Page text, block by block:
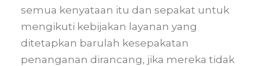
semua kenyataan itu dan sepakat untuk
mengikuti kebijakan layanan yang
ditetapkan barulah kesepakatan
penanganan dirancang, jika mereka tidak